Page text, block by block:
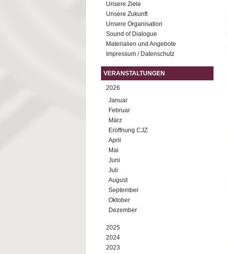
Unsere Ziele
Unsere Zukunft
Unsere Organisation
Sound of Dialogue
Materialien und Angebote
Impressum / Datenschutz
VERANSTALTUNGEN
2026
Januar
Februar
März
Eröffnung CJZ
April
Mai
Juni
Juli
August
September
Oktober
Dezember
2025
2024
2023